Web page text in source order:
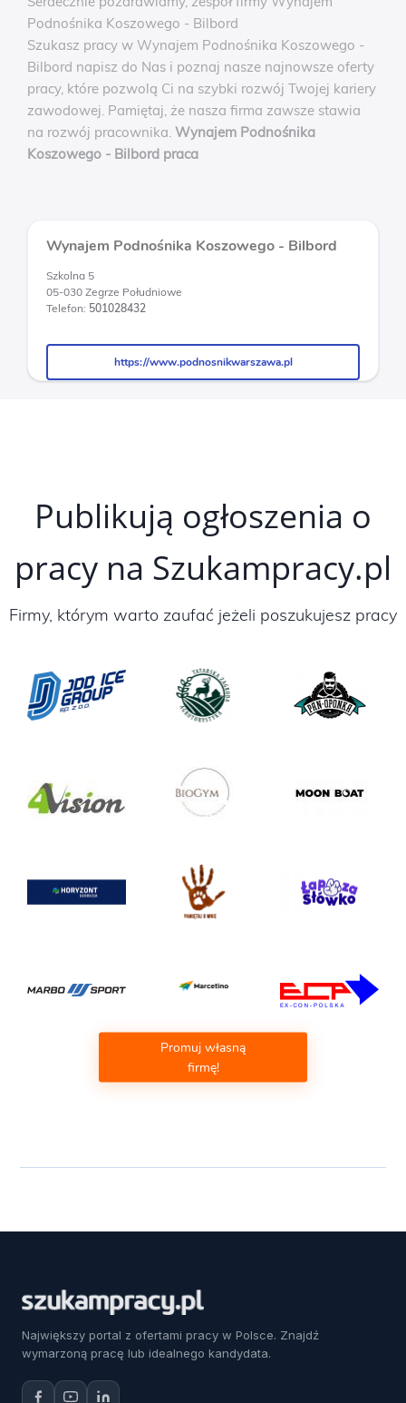
Podnośnika Koszowego - Bilbord
Szukasz pracy w Wynajem Podnośnika Koszowego -
Bilbord napisz do Nas i poznaj nasze najnowsze oferty
pracy, które pozwolą Ci na szybki rozwój Twojej kariery
zawodowej. Pamiętaj, że nasza firma zawsze stawia
na rozwój pracownika. Wynajem Podnośnika
Koszowego - Bilbord praca
Wynajem Podnośnika Koszowego - Bilbord
Szkolna 5
05-030 Zegrze Południowe
Telefon: 501028432
https://www.podnosnikwarszawa.pl
https://www.podnosnikwarszawa.pl
Publikują ogłoszenia o
pracy na Szukampracy.pl
Firmy, którym warto zaufać jeżeli poszukujesz pracy
Promuj własną
firmę!
Największy portal z ofertami pracy w Polsce. Znajdź
wymarzoną pracę lub idealnego kandydata.